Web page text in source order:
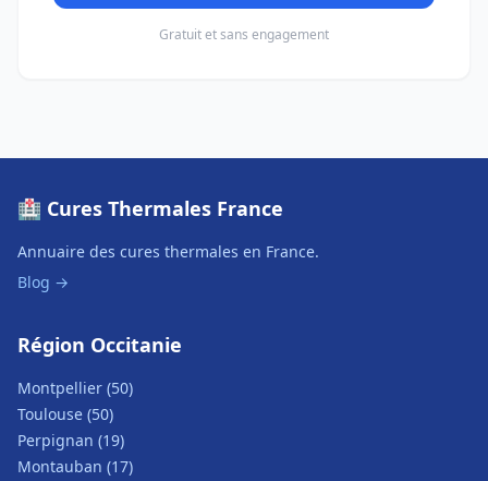
Gratuit et sans engagement
🏥 Cures Thermales France
Annuaire des cures thermales en France.
Blog →
Région Occitanie
Montpellier (50)
Toulouse (50)
Perpignan (19)
Montauban (17)